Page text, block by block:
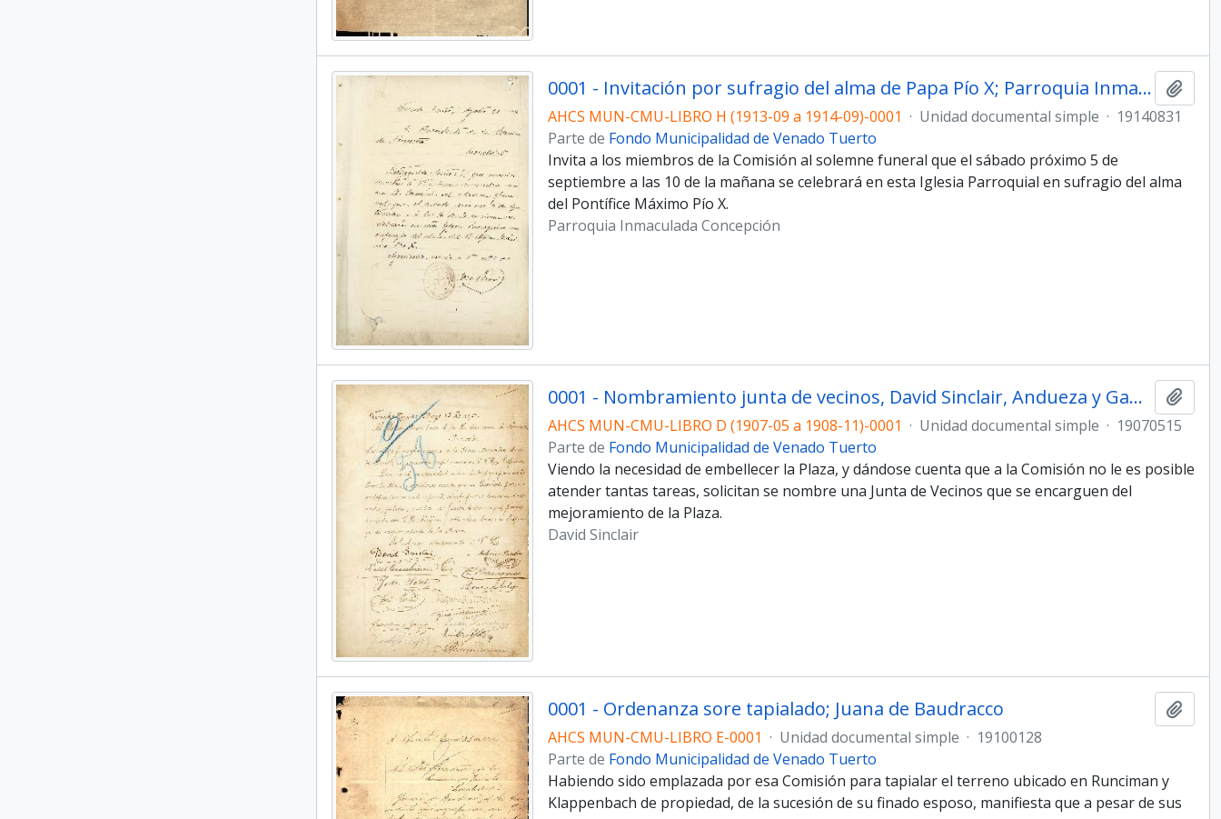
0001 - Invitación por sufragio del alma de Papa Pío X; Parroquia Inmaculada Concepción
AHCS MUN-CMU-LIBRO H (1913-09 a 1914-09)-0001 · Unidad documental simple · 19140831
Parte de Fondo Municipalidad de Venado Tuerto
Invita a los miembros de la Comisión al solemne funeral que el sábado próximo 5 de
septiembre a las 10 de la mañana se celebrará en esta Iglesia Parroquial en sufragio del alma
del Pontífice Máximo Pío X.
Parroquia Inmaculada Concepción
0001 - Nombramiento junta de vecinos, David Sinclair, Andueza y Gamboa, Correa Llobet, Luis Cucchiani y 13 más.
AHCS MUN-CMU-LIBRO D (1907-05 a 1908-11)-0001 · Unidad documental simple · 19070515
Parte de Fondo Municipalidad de Venado Tuerto
Viendo la necesidad de embellecer la Plaza, y dándose cuenta que a la Comisión no le es posible
atender tantas tareas, solicitan se nombre una Junta de Vecinos que se encarguen del
mejoramiento de la Plaza.
David Sinclair
0001 - Ordenanza sore tapialado; Juana de Baudracco
AHCS MUN-CMU-LIBRO E-0001 · Unidad documental simple · 19100128
Parte de Fondo Municipalidad de Venado Tuerto
Habiendo sido emplazada por esa Comisión para tapialar el terreno ubicado en Runciman y
Klappenbach de propiedad, de la sucesión de su finado esposo, manifiesta que a pesar de sus